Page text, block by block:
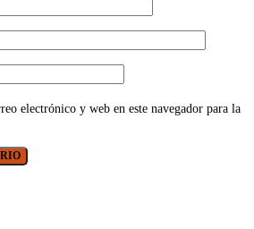
electrónico y web en este navegador para la